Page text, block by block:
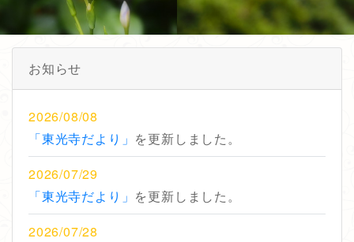
お知らせ
2026/08/08
「東光寺だより」 を更新しました。
2026/07/29
「東光寺だより」 を更新しました。
2026/07/28